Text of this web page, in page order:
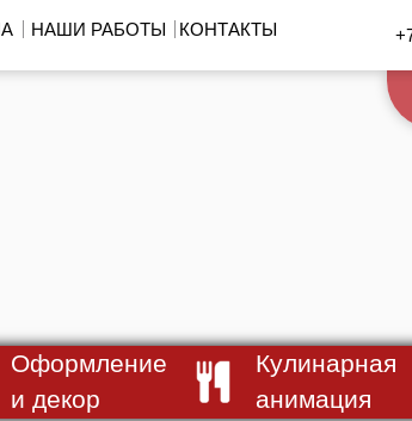
НАШИ РАБОТЫ КОНТАКТЫ
Оформление
и декор
Кулинарная
анимация